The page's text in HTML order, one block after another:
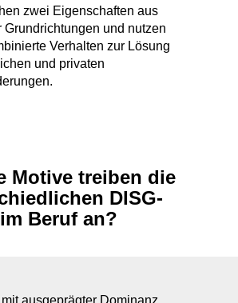
und privaten
Beruf an?